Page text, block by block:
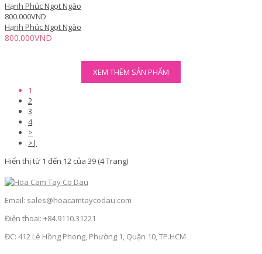
Hạnh Phúc Ngọt Ngào
800.000VND
Hạnh Phúc Ngọt Ngào
800.000VND
XEM THÊM SẢN PHẨM
1
2
3
4
>
>|
Hiển thị từ 1 đến 12 của 39 (4 Trang)
Email: sales@hoacamtaycodau.com
Điện thoại: +84.9110.31221
ĐC: 412 Lê Hồng Phong, Phường 1, Quận 10, TP.HCM